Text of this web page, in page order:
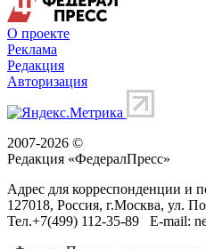
О проекте
Реклама
Редакция
Авторизация
2007-2026 ©
Редакция «ФедералПресс»
Адрес для корреспонденции и
127018, Россия, г.Москва, ул.
Тел.+7(499) 112-35-89 E-mail: